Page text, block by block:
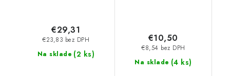
Na sklade (2 ks)
€23,83 bez DPH
€29,31
Na sklade (4 ks)
€8,54 bez DPH
€10,50